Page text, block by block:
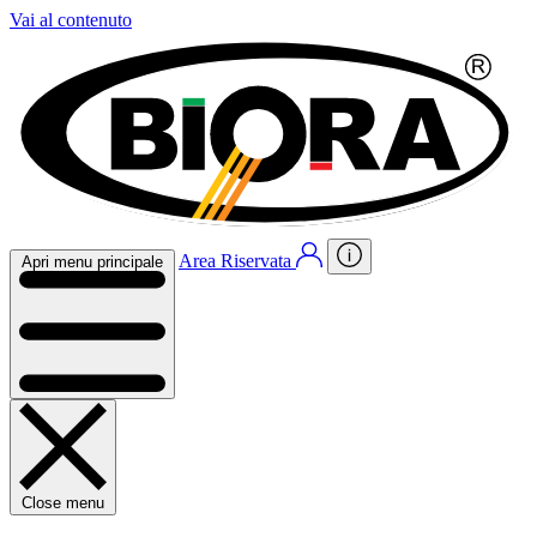
Vai al contenuto
Apri menu principale Area Riservata
Close menu